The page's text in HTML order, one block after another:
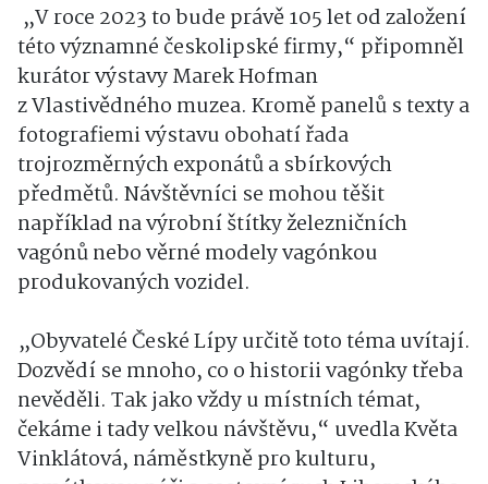
„V roce 2023 to bude právě 105 let od založení
této významné českolipské firmy,“ připomněl
kurátor výstavy Marek Hofman
z Vlastivědného muzea. Kromě panelů s texty a
fotografiemi výstavu obohatí řada
trojrozměrných exponátů a sbírkových
předmětů. Návštěvníci se mohou těšit
například na výrobní štítky železničních
vagónů nebo věrné modely vagónkou
produkovaných vozidel.
„Obyvatelé České Lípy určitě toto téma uvítají.
Dozvědí se mnoho, co o historii vagónky třeba
nevěděli. Tak jako vždy u místních témat,
čekáme i tady velkou návštěvu,“ uvedla Květa
Vinklátová, náměstkyně pro kulturu,